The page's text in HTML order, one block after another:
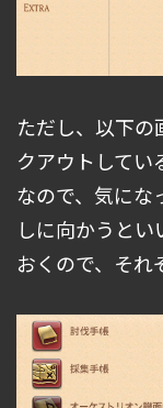
ただし、以下の
クアウトしてい
なので、気にな
しに向かうと
おくので、それ